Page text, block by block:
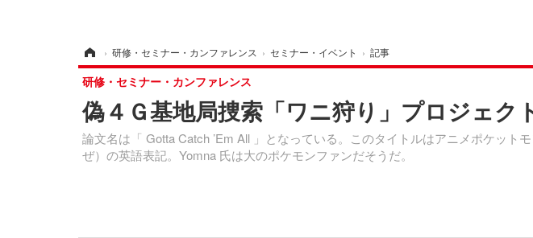
› 研修・セミナー・カンファレンス › セミナー・イベント › 記事
偽４Ｇ基地局捜索「ワニ狩り」プロジェク
論文名は「 Gotta Catch ’Em All 」となっている。このタイトルはアニメポケット
ぜ）の英語表記。Yomna 氏は大のポケモンファンだそうだ。
研修・セミナー・カンファレンス